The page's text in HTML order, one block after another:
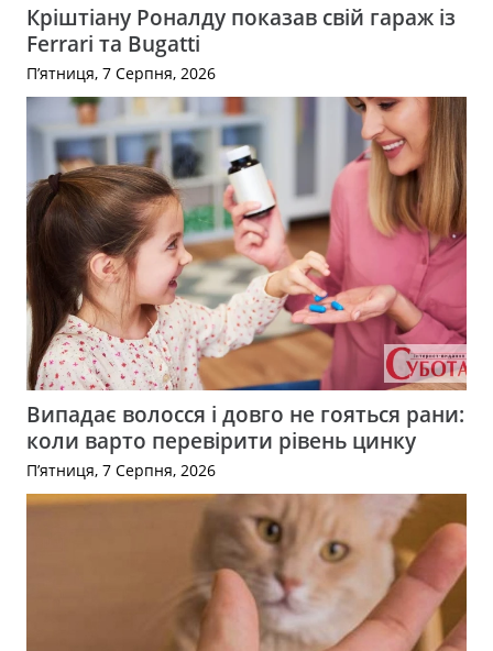
Кріштіану Роналду показав свій гараж із
Ferrari та Bugatti
П’ятниця, 7 Серпня, 2026
Випадає волосся і довго не гояться рани:
коли варто перевірити рівень цинку
П’ятниця, 7 Серпня, 2026